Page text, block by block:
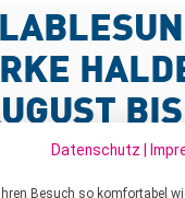
Kundenportal
IM
Datenschutz
Besuch so komfortabel